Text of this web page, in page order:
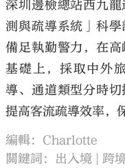
深圳邊檢總站西九
測與疏導系統」科學
備足執勤警力，在
基礎上，採取中外
導、通道類型分時切
提高客流疏導效率，
編輯：Charlotte
關鍵詞： 出入境 跨